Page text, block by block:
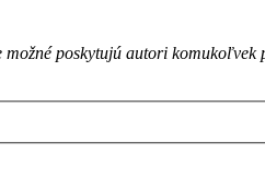
poskytujú autori